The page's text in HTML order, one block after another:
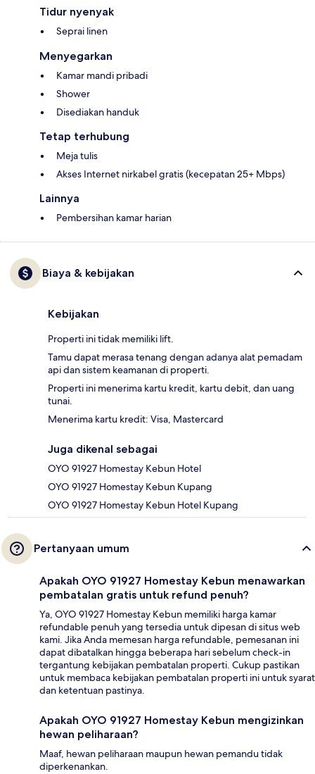
Tidur nyenyak
Seprai linen
Menyegarkan
Kamar mandi pribadi
Shower
Disediakan handuk
Tetap terhubung
Meja tulis
Akses Internet nirkabel gratis (kecepatan 25+ Mbps)
Lainnya
Pembersihan kamar harian
Biaya & kebijakan
Kebijakan
Properti ini tidak memiliki lift.
Tamu dapat merasa tenang dengan adanya alat pemadam
api dan sistem keamanan di properti.
Properti ini menerima kartu kredit, kartu debit, dan uang
tunai.
Menerima kartu kredit: Visa, Mastercard
Juga dikenal sebagai
OYO 91927 Homestay Kebun Hotel
OYO 91927 Homestay Kebun Kupang
OYO 91927 Homestay Kebun Hotel Kupang
Pertanyaan umum
Apakah OYO 91927 Homestay Kebun menawarkan
pembatalan gratis untuk refund penuh?
Ya, OYO 91927 Homestay Kebun memiliki harga kamar
refundable penuh yang tersedia untuk dipesan di situs web
kami. Jika Anda memesan harga refundable, pemesanan ini
dapat dibatalkan hingga beberapa hari sebelum check-in
tergantung kebijakan pembatalan properti. Cukup pastikan
untuk membaca kebijakan pembatalan properti ini untuk syarat
dan ketentuan pastinya.
Apakah OYO 91927 Homestay Kebun mengizinkan
hewan peliharaan?
Maaf, hewan peliharaan maupun hewan pemandu tidak
diperkenankan.